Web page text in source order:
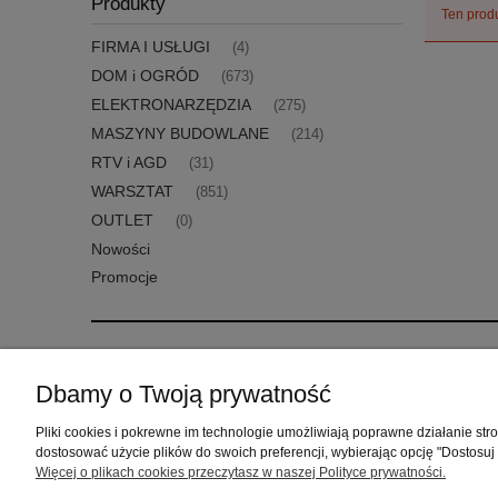
FIRMA I USŁUGI (4)
DOM i OGRÓD (673)
ELEKTRONARZĘDZIA (275)
MASZYNY BUDOWLANE (214)
RTV i AGD (31)
WARSZTAT (851)
OUTLET (0)
Nowości
Promocje
Ten
Zwroty i reklamacje
Regulamin
Ustawienia konta
Przechowalnia
Dbamy o Twoją prywatność
Pliki cookies i pokrewne im technologie umożliwiają poprawne działanie
dostosować użycie plików do swoich preferencji, wybierając opcję "Dostosuj
Więcej o plikach cookies przeczytasz w naszej Polityce prywatności.